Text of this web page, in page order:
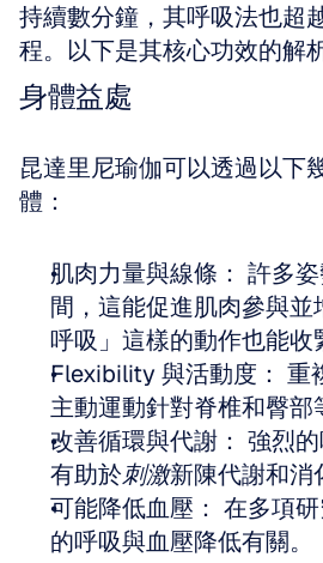
持續數分鐘，其呼吸法也超
程。以下是其核心功效的解
身體益處
昆達里尼瑜伽可以透過以下
體：
肌肉力量與線條： 許多
間，這能促進肌肉參與並
呼吸」這樣的動作也能收
Flexibility 與活動度： 重
主動運動針對脊椎和臀部
改善循環與代謝： 強烈
有助於刺激新陳代謝和消
可能降低血壓： 在多項
的呼吸與血壓降低有關。